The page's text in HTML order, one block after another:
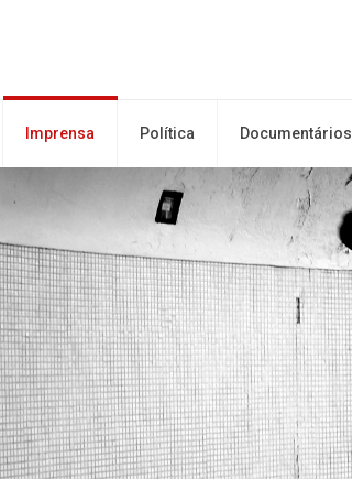
Imprensa Política Documentários